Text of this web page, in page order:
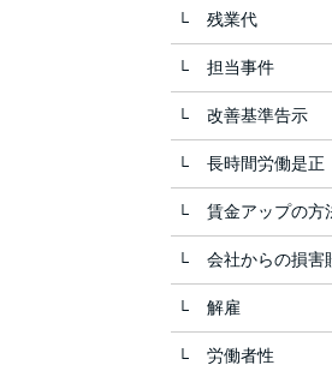
残業代
担当事件
改善基準告示
長時間労働是正
賃金アップの方
会社からの損害
解雇
労働者性